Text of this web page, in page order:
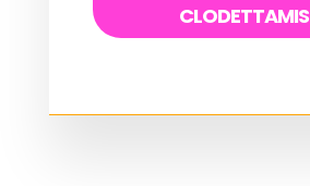
CLODETTAMIS